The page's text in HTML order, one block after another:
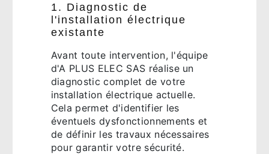
1. Diagnostic de
l'installation électrique
existante
Avant toute intervention, l'équipe
d'A PLUS ELEC SAS réalise un
diagnostic complet de votre
installation électrique actuelle.
Cela permet d'identifier les
éventuels dysfonctionnements et
de définir les travaux nécessaires
pour garantir votre sécurité.